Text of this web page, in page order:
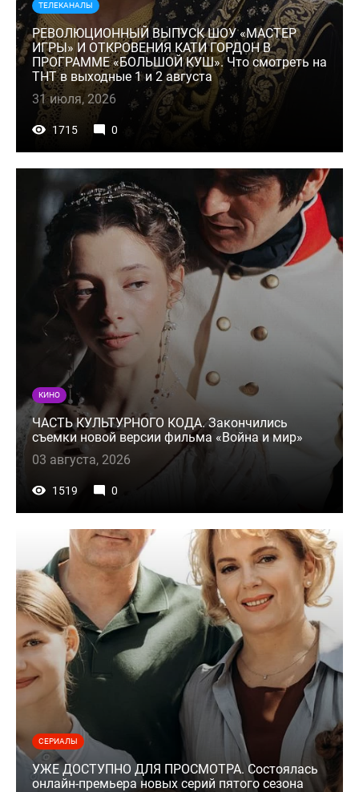
ТЕЛЕКАНАЛЫ
РЕВОЛЮЦИОННЫЙ ВЫПУСК ШОУ «МАСТЕР
ИГРЫ» И ОТКРОВЕНИЯ КАТИ ГОРДОН В
ПРОГРАММЕ «БОЛЬШОЙ КУШ». Что смотреть на
ТНТ в выходные 1 и 2 августа
31 июля, 2026
1715 0
КИНО
ЧАСТЬ КУЛЬТУРНОГО КОДА. Закончились
съемки новой версии фильма «Война и мир»
03 августа, 2026
1519 0
СЕРИАЛЫ
УЖЕ ДОСТУПНО ДЛЯ ПРОСМОТРА. Состоялась
онлайн-премьера новых серий пятого сезона